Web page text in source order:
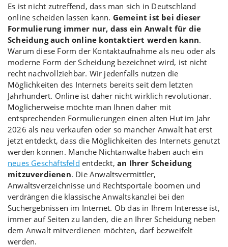
Es ist nicht zutreffend, dass man sich in Deutschland
online scheiden lassen kann. Gemeint ist bei dieser
Formulierung immer nur, dass ein Anwalt für die
Scheidung auch online kontaktiert werden kann.
Warum diese Form der Kontaktaufnahme als neu oder als
moderne Form der Scheidung bezeichnet wird, ist nicht
recht nachvollziehbar. Wir jedenfalls nutzen die
Möglichkeiten des Internets bereits seit dem letzten
Jahrhundert. Online ist daher nicht wirklich revolutionär.
Möglicherweise möchte man Ihnen daher mit
entsprechenden Formulierungen einen alten Hut im Jahr
2026 als neu verkaufen oder so mancher Anwalt hat erst
jetzt entdeckt, dass die Möglichkeiten des Internets genutzt
werden können. Manche Nichtanwälte haben auch ein
neues Geschäftsfeld entdeckt,an Ihrer Scheidung
mitzuverdienen. Die Anwaltsvermittler,
Anwaltsverzeichnisse und Rechtsportale boomen und
verdrängen die klassische Anwaltskanzlei bei den
Suchergebnissen im Internet. Ob das in Ihrem Interesse ist,
immer auf Seiten zu landen, die an Ihrer Scheidung neben
dem Anwalt mitverdienen möchten, darf bezweifelt
werden.